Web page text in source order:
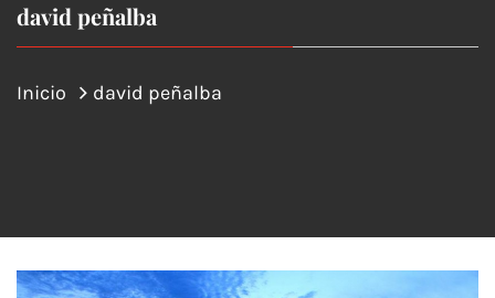
david peñalba
Inicio david peñalba